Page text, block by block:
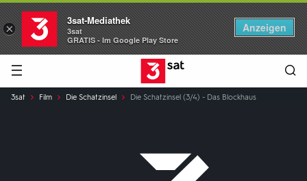
Hauptnavigation 3SAT
Sie
3sat Film Die Schatzinsel Die Schatzinsel (3/4) - Das Blockhaus
×
3sat-Mediathek
3sat
GRATIS - Im Google Play Store
Anzeigen